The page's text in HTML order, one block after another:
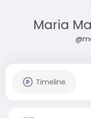
Maria
Timeline